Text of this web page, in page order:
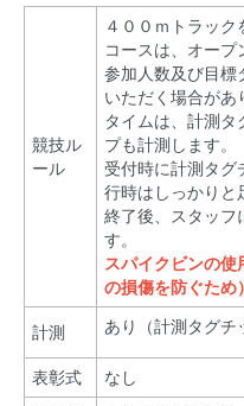
競技ル
ール
４００ｍトラック
コースは、オープ
参加人数及び目標
いただく場合があ
タイムは、計測タ
プも計測します。
受付時に計測タグ
行時はしっかりと
終了後、スタッフ
す。
スパイクビンの使
の損傷を防ぐため）
計測 あり（計測タグチ
表彰式 なし